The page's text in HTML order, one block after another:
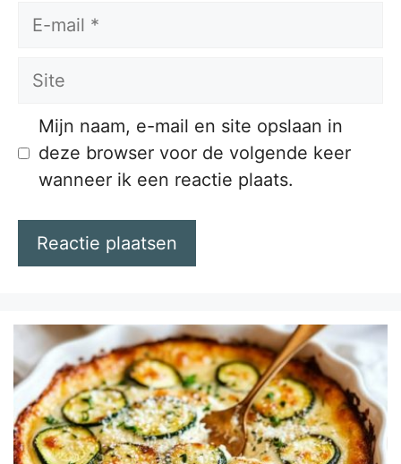
E-
Site
Mijn naam, e-mail en site opslaan in
deze browser voor de volgende keer
wanneer ik een reactie plaats.